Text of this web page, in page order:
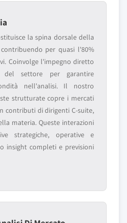
la spina dorsale della
per quasi l'80%
Coinvolge l'impegno diretto
settore per garantire
nell'analisi. Il nostro
strutturate copre i mercati
contributi di dirigenti C-suite,
materia. Queste interazioni
strategiche, operative e
insight completi e previsioni